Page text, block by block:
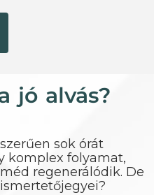
jó alvás?
sok órát
komplex folyamat,
regenerálódik. De